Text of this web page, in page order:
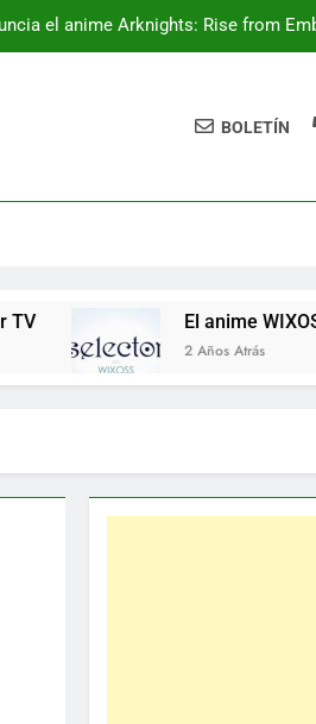
el anime Arknights: Rise from
Series se lanzará digitalmente el 21
el anime Arknights: Rise from
se lanzará digitalmente el 21 de
BOLETÍN
El anime WIXOSS transmite
2 Años Atrás